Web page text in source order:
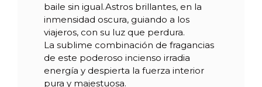
baile sin igual.Astros brillantes, en la
inmensidad oscura, guiando a los
viajeros, con su luz que perdura.
La sublime combinación de fragancias
de este poderoso incienso irradia
energía y despierta la fuerza interior
pura y majestuosa.